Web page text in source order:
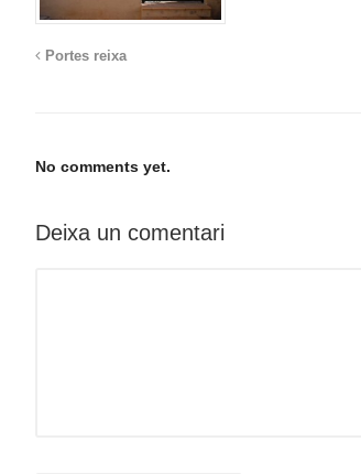
Portes reixa
No comments yet.
Deixa un comentari